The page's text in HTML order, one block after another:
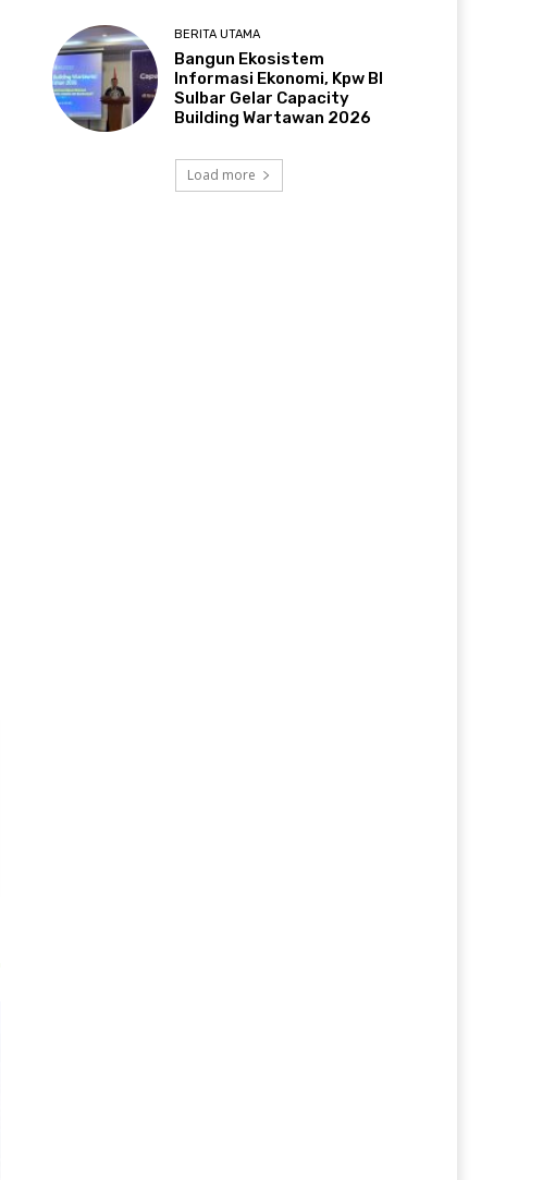
BERITA UTAMA
Bangun Ekosistem
Informasi Ekonomi, Kpw BI
Sulbar Gelar Capacity
Building Wartawan 2026
Load more